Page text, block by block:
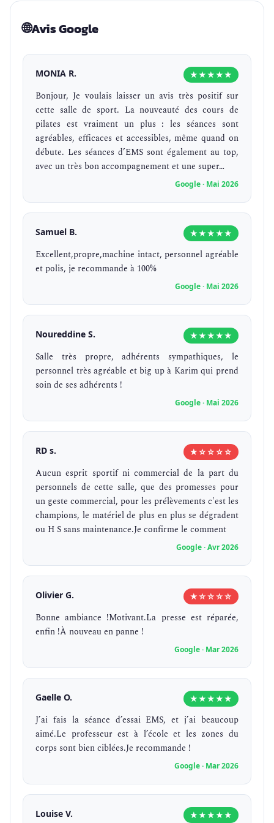
🌐Avis Google
MONIA R. ★★★★★
Bonjour, Je voulais laisser un avis très positif sur
cette salle de sport. La nouveauté des cours de
pilates est vraiment un plus : les séances sont
agréables, efficaces et accessibles, même quand on
débute. Les séances d’EMS sont également au top,
avec un très bon accompagnement et une super…
Google · Mai 2026
Samuel B. ★★★★★
Excellent,propre,machine intact, personnel agréable
et polis, je recommande à 100%
Google · Mai 2026
Noureddine S. ★★★★★
Salle très propre, adhérents sympathiques, le
personnel très agréable et big up à Karim qui prend
soin de ses adhérents !
Google · Mai 2026
RD s. ★☆☆☆☆
Aucun esprit sportif ni commercial de la part du
personnels de cette salle, que des promesses pour
un geste commercial, pour les prélèvements c'est les
champions, le matériel de plus en plus se dégradent
ou H S sans maintenance.Je confirme le comment
Google · Avr 2026
Olivier G. ★☆☆☆☆
Bonne ambiance !Motivant.La presse est réparée,
enfin !À nouveau en panne !
Google · Mar 2026
Gaelle O. ★★★★★
J’ai fais la séance d’essai EMS, et j’ai beaucoup
aimé.Le professeur est à l’école et les zones du
corps sont bien ciblées.Je recommande !
Google · Mar 2026
Louise V. ★★★★★